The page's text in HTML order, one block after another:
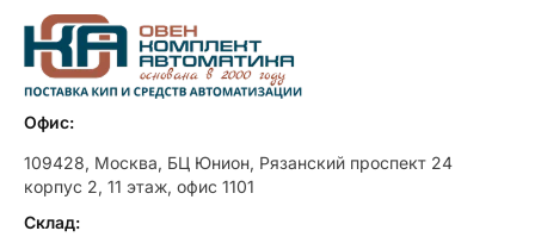
Офис:
109428, Москва, БЦ Юнион, Рязанский проспект 24
корпус 2, 11 этаж, офис 1101
Склад: